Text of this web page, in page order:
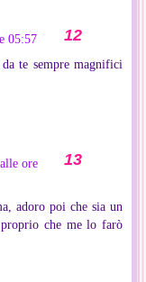
05:57
te sempre magnifici
ore
adoro poi che sia un
che me lo farò